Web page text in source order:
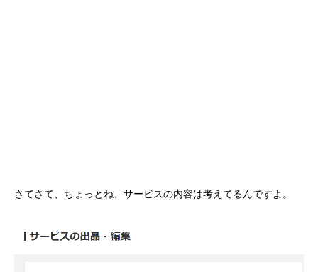
さてさて、ちょっとね、サービスの内容は考えてるんですよ。